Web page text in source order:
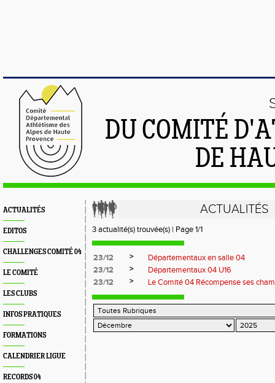
DU COMITÉ
DE
ACTUALITÉS
EDITOS
CHALLENGES COMITÉ 04
LE COMITÉ
LES CLUBS
INFOS PRATIQUES
FORMATIONS
CALENDRIER LIGUE
RECORDS 04
ACTUALITÉS
3 actualité(s) trouvée(s) | Page 1/1
23/12 >
Départementaux en salle 04
23/12
>
Départementaux 04 U16
23/12
> Le Comité 04 Récompense ses